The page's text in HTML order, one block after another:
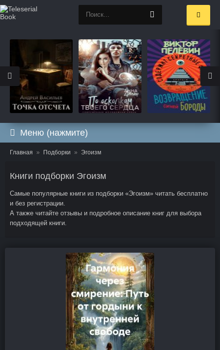
Меню (нажмите)
Главная Подборки Эгоизм
Книги подборки Эгоизм
Самые популярные книги из подборки «Эгоизм» читать бесплатно
и без регистрации.
А также читайте отзывы и подробное описание книг для выбора
подходящей книги.